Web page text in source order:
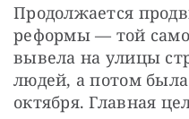
Продолжается
реформы — той
вывела на улицы
людей, а потом
октября. Главная